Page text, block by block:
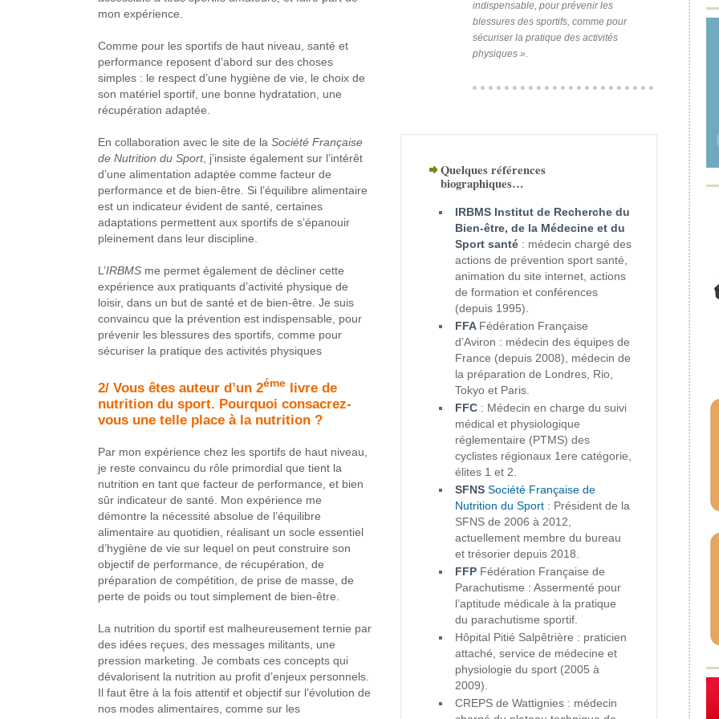
mon expérience.
Comme pour les sportifs de haut niveau, santé et
performance reposent d’abord sur des choses
simples : le respect d’une hygiène de vie, le choix de
son matériel sportif, une bonne hydratation, une
récupération adaptée.
En collaboration avec le site de la Société Française
de Nutrition du Sport, j’insiste également sur l’intérêt
d’une alimentation adaptée comme facteur de
performance et de bien-être. Si l’équilibre alimentaire
est un indicateur évident de santé, certaines
adaptations permettent aux sportifs de s’épanouir
pleinement dans leur discipline.
L’IRBMSme permet également de décliner cette
expérience aux pratiquants d’activité physique de
loisir, dans un but de santé et de bien-être. Je suis
convaincu que la prévention est indispensable, pour
prévenir les blessures des sportifs, comme pour
sécuriser la pratique des activités physiques
2/ Vous êtes auteur d’un 2émelivre de
nutrition du sport. Pourquoi consacrez-
vous une telle place à la nutrition ?
Par mon expérience chez les sportifs de haut niveau,
je reste convaincu du rôle primordial que tient la
nutrition en tant que facteur de performance, et bien
sûr indicateur de santé. Mon expérience me
démontre la nécessité absolue de l’équilibre
alimentaire au quotidien, réalisant un socle essentiel
d’hygiène de vie sur lequel on peut construire son
objectif de performance, de récupération, de
préparation de compétition, de prise de masse, de
perte de poids ou tout simplement de bien-être.
La nutrition du sportif est malheureusement ternie par
des idées reçues, des messages militants, une
pression marketing. Je combats ces concepts qui
dévalorisent la nutrition au profit d’enjeux personnels.
Il faut être à la fois attentif et objectif sur l’évolution de
nos modes alimentaires, comme sur les
indispensable, pour prévenir les
blessures des sportifs, comme pour
sécuriser la pratique des activités
physiques ».
Quelques références
biographiques…
IRBMS Institut de Recherche du
Bien-être, de la Médecine et du
Sport santé : médecin chargé des
actions de prévention sport santé,
animation du site internet, actions
de formation et conférences
(depuis 1995).
FFA Fédération Française
d’Aviron : médecin des équipes de
France (depuis 2008), médecin de
la préparation de Londres, Rio,
Tokyo et Paris.
FFC : Médecin en charge du suivi
médical et physiologique
réglementaire (PTMS) des
cyclistes régionaux 1ere catégorie,
élites 1 et 2.
SFNSSociété Française de
Nutrition du Sport : Président de la
SFNS de 2006 à 2012,
actuellement membre du bureau
et trésorier depuis 2018.
FFP Fédération Française de
Parachutisme : Assermenté pour
l’aptitude médicale à la pratique
du parachutisme sportif.
Hôpital Pitié Salpêtrière : praticien
attaché, service de médecine et
physiologie du sport (2005 à
2009).
CREPS de Wattignies : médecin